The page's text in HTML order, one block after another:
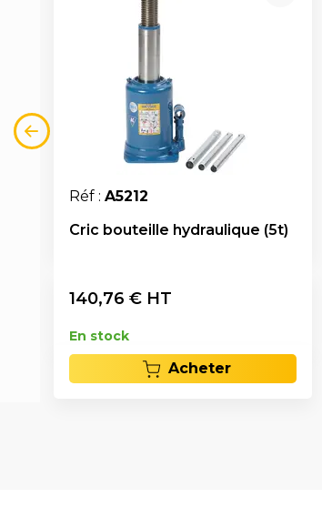
Réf : A5212
Cric bouteille hydraulique (5t)
140,76 € HT
En stock
Acheter